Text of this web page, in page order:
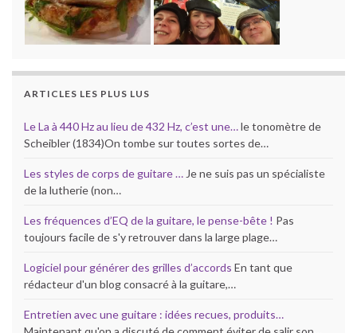
ARTICLES LES PLUS LUS
Le La à 440 Hz au lieu de 432 Hz, c’est une…le tonomètre de
Scheibler (1834)On tombe sur toutes sortes de…
Les styles de corps de guitare … Je ne suis pas un spécialiste
de la lutherie (non…
Les fréquences d’EQ de la guitare, le pense-bête ! Pas
toujours facile de s'y retrouver dans la large plage…
Logiciel pour générer des grilles d’accords En tant que
rédacteur d'un blog consacré à la guitare,…
Entretien avec une guitare : idées recues, produits…